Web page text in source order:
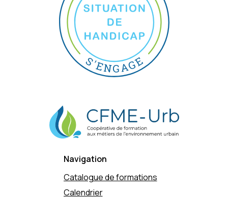
Navigation
Catalogue de formations
Calendrier